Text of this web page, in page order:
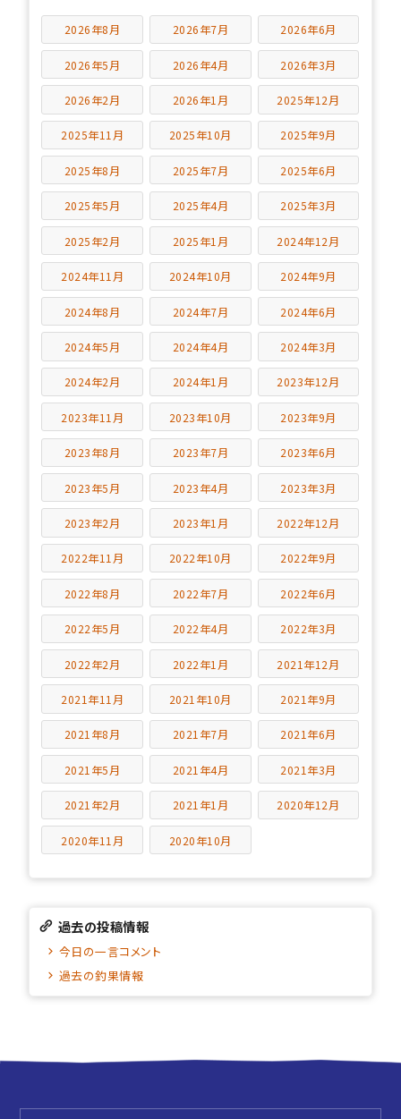
2026年8月 2026年7月 2026年6月
2026年5月 2026年4月 2026年3月
2026年2月 2026年1月 2025年12月
2025年11月 2025年10月 2025年9月
2025年8月 2025年7月 2025年6月
2025年5月 2025年4月 2025年3月
2025年2月 2025年1月 2024年12月
2024年11月 2024年10月 2024年9月
2024年8月 2024年7月 2024年6月
2024年5月 2024年4月 2024年3月
2024年2月 2024年1月 2023年12月
2023年11月 2023年10月 2023年9月
2023年8月 2023年7月 2023年6月
2023年5月 2023年4月 2023年3月
2023年2月 2023年1月 2022年12月
2022年11月 2022年10月 2022年9月
2022年8月 2022年7月 2022年6月
2022年5月 2022年4月 2022年3月
2022年2月 2022年1月 2021年12月
2021年11月 2021年10月 2021年9月
2021年8月 2021年7月 2021年6月
2021年5月 2021年4月 2021年3月
2021年2月 2021年1月 2020年12月
2020年11月 2020年10月
過去の投稿情報
今日の一言コメント
過去の釣果情報